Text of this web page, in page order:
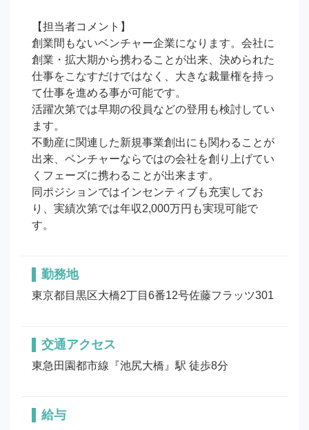
【担当者コメント】
創業間もないベンチャー企業になります。会社に
創業・拡大期から携わることが出来、決められた
仕事をこなすだけではなく、大きな裁量権を持っ
て仕事を進める事が可能です。
活躍次第では早期の役員などの登用も検討してい
ます。
不動産に関連した新規事業創出にも関わることが
出来、ベンチャーならではの会社を創り上げてい
くフェーズに携わることが出来ます。
同ポジションではインセンティブも充実してお
り、実績次第では年収2,000万円も実現可能で
す。
勤務地
東京都目黒区大橋2丁目6番12号佐藤フラッツ301
交通アクセス
東急田園都市線『池尻大橋』駅 徒歩8分
給与